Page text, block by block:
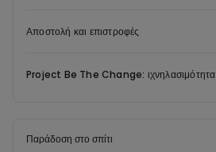
Αποστολή και επιστροφές
Project Be The Change: ιχνηλασιμότητα
Παράδοση στο σπίτι